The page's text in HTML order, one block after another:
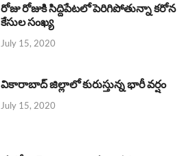
రోజు రోజుకి సిద్దిపేటలో పెరిగిపోతున్నా కరోన
కేసుల సంఖ్య
July 15, 2020
వికారాబాద్ జిల్లాలో కురుస్తున్న భారీ వర్షం
July 15, 2020